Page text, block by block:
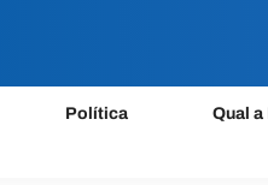
Política Qual a